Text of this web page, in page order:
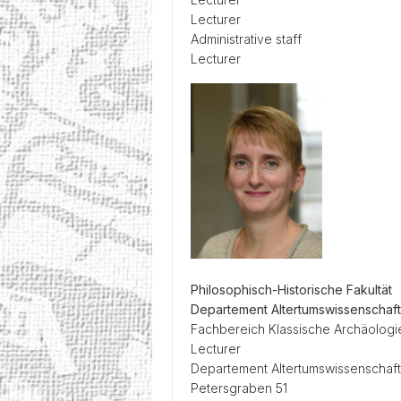
Lecturer
Administrative staff
Lecturer
Philosophisch-Historische Fakultät
Departement
Fachbereich Klassische
Lecturer
Departement
Petersgraben 51